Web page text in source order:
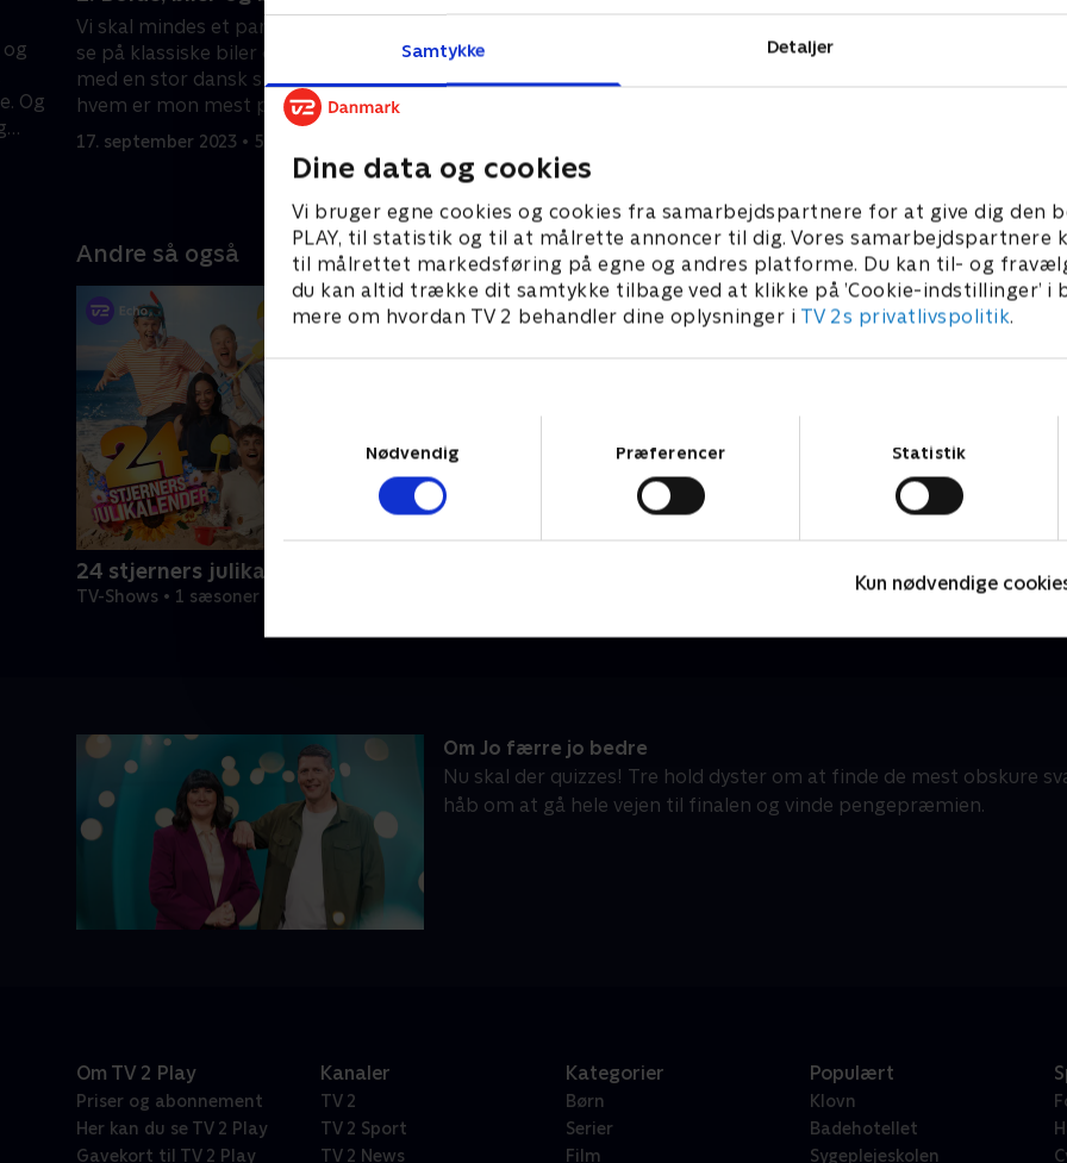
Samtykke Detaljer
Dine data og cookies
Vi bruger egne cookies og cookies fra samarbejdspartnere for at give dig den
PLAY, til statistik og til at målrette annoncer til dig. Vores samarbejdspartnere
til målrettet markedsføring på egne og andres platforme. Du kan til- og
du kan altid trække dit samtykke tilbage ved at klikke på ’Cookie-indstillinger’ i
mere om hvordan TV 2 behandler dine oplysninger i TV 2s privatlivspolitik.
Nødvendig
Præferencer Statistik
Kun nødvendige
Og
Vi skal mindes et par VM-slutrunder,
se på klassiske biler og gætte film
med en stor dansk skuespiller. Og
hvem er mon mest populær - Dr. Dre
eller Dr. Oetker?
17. september 2023 • 52 min
par, der har en revanche til gode, skal
mindes 90’ernes helt store
Der er spidse albuer, når der
Andre så også
24 stjerners julikalender
TV-Shows • 1 sæsoner
Om Jo færre jo bedre
Nu skal der quizzes! Tre hold dyster om at finde de mest obskure
håb om at gå hele vejen til finalen og vinde pengepræmien.
Om TV 2 Play
Priser og abonnement
Her kan du se TV 2 Play
Gavekort til TV 2 Play
Kanaler
TV 2
TV 2 Sport
TV 2 News
Kategorier
Børn
Serier
Film
Populært
Klovn
Badehotellet
Sygeplejeskolen